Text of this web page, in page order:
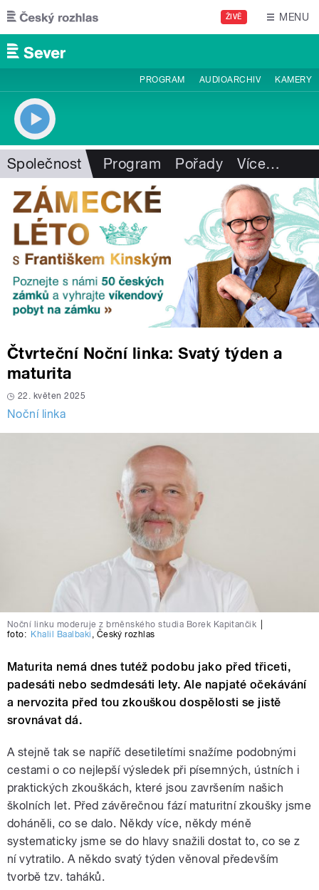
Přejít k hlavnímu obsahu
ŽIVĚ MENU
PROGRAM AUDIOARCHIV KAMERY
Společnost Program Pořady Více…
Čtvrteční Noční linka: Svatý týden a
maturita
22. květen 2025
Noční linka
Noční linku moderuje z brněnského studia Borek Kapitančik
foto: Khalil Baalbaki , Český rozhlas
Maturita nemá dnes tutéž podobu jako před třiceti,
padesáti nebo sedmdesáti lety. Ale napjaté očekávání
a nervozita před tou zkouškou dospělosti se jistě
srovnávat dá.
A stejně tak se napříč desetiletími snažíme podobnými
cestami o co nejlepší výsledek při písemných, ústních i
praktických zkouškách, které jsou završením našich
školních let. Před závěrečnou fází maturitní zkoušky jsme
doháněli, co se dalo. Někdy více, někdy méně
systematicky jsme se do hlavy snažili dostat to, co se z
ní vytratilo. A někdo svatý týden věnoval především
tvorbě tzv. taháků.